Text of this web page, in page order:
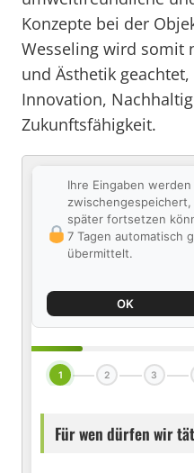
Konzepte bei der
Wesseling wird somit
und Ästhetik
Innovation,
Zukunftsfähigkeit.
Ihre Eingaben
zwischengespeichert,
später fortsetzen
7 Tagen automatisch
übermittelt.
OK
1 2 3
Für wen dürfen wir